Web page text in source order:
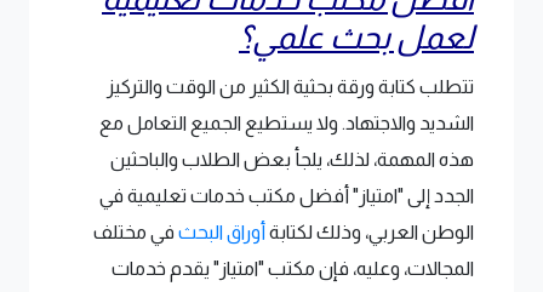
لعمل بحث علمي؟
تتطلب كتابة ورقة بحثية الكثير من الوقت والتركيز
الشديد والاجتهاد. ولا يستطيع الجميع التعامل مع
هذه المهمة، لذلك، يلجأ بعض الطلاب والباحثين
الجدد إلى "امتياز" أفضل مكتب خدمات تعليمية في
الوطن العربي، وذلك لكتابة أوراق البحث في مختلف
المجالات، وعليه، فإن مكتب "امتياز" يقدم خدمات